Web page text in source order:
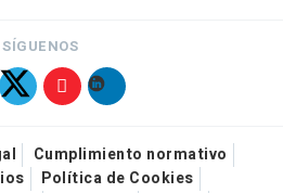
SÍGUENOS
Cumplimiento normativo
Política de Cookies